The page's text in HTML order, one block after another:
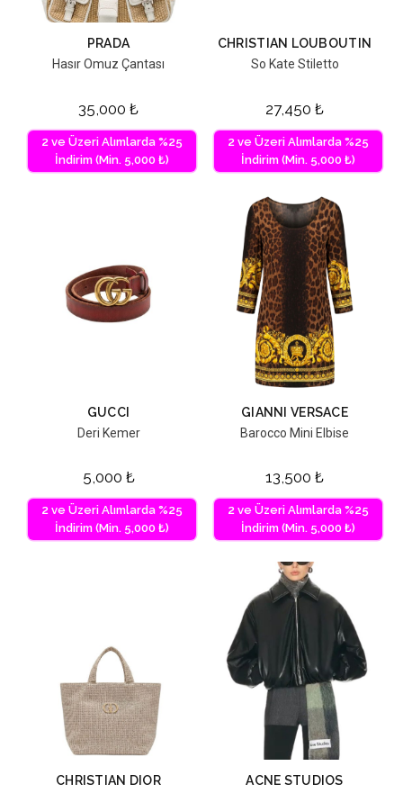
PRADA
Hasır Omuz Çantası
35,000 ₺
2 ve Üzeri Alımlarda %25
İndirim (Min. 5,000 ₺)
CHRISTIAN LOUBOUTIN
So Kate Stiletto
27,450 ₺
2 ve Üzeri Alımlarda %25
İndirim (Min. 5,000 ₺)
GUCCI
Deri Kemer
5,000 ₺
2 ve Üzeri Alımlarda %25
İndirim (Min. 5,000 ₺)
GIANNI VERSACE
Barocco Mini Elbise
13,500 ₺
2 ve Üzeri Alımlarda %25
İndirim (Min. 5,000 ₺)
CHRISTIAN DIOR
ACNE STUDIOS